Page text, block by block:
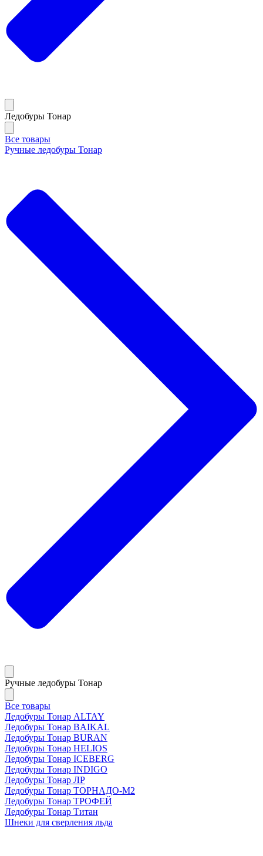
Ледобуры Тонар
Все товары
Ручные ледобуры Тонар
Ручные ледобуры Тонар
Все товары
Ледобуры Тонар ALTAY
Ледобуры Тонар BAIKAL
Ледобуры Тонар BURAN
Ледобуры Тонар HELIOS
Ледобуры Тонар ICEBERG
Ледобуры Тонар INDIGO
Ледобуры Тонар ЛР
Ледобуры Тонар ТОРНАДО-М2
Ледобуры Тонар ТРОФЕЙ
Ледобуры Тонар Титан
Шнеки для сверления льда